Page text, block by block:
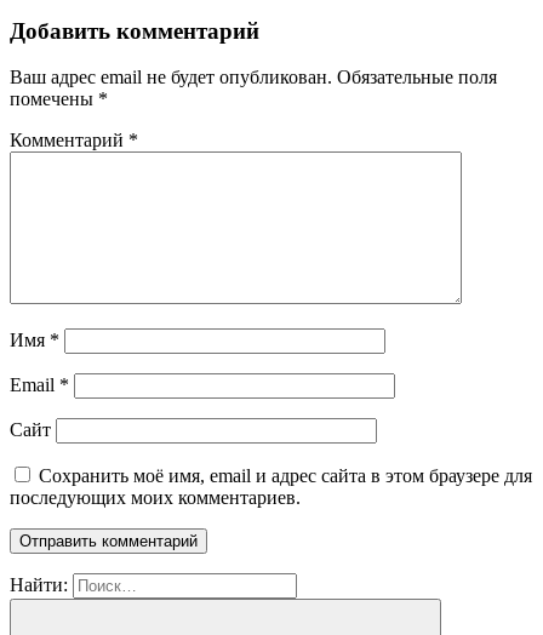
Добавить комментарий
Ваш адрес email не будет опубликован. Обязательные поля
помечены *
Комментарий *
Имя *
Email *
Сайт
Сохранить моё имя, email и адрес сайта в этом браузере для
последующих моих комментариев.
Найти: